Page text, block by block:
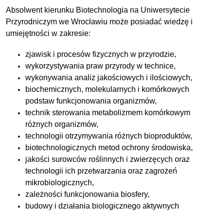
Absolwent kierunku Biotechnologia na Uniwersytecie
Przyrodniczym we Wrocławiu może posiadać wiedzę i
umiejętności w zakresie:
zjawisk i procesów fizycznych w przyrodzie,
wykorzystywania praw przyrody w technice,
wykonywania analiz jakościowych i ilościowych,
biochemicznych, molekularnych i komórkowych
podstaw funkcjonowania organizmów,
technik sterowania metabolizmem komórkowym
różnych organizmów,
technologii otrzymywania różnych bioproduktów,
biotechnologicznych metod ochrony środowiska,
jakości surowców roślinnych i zwierzęcych oraz
technologii ich przetwarzania oraz zagrożeń
mikrobiologicznych,
zależności funkcjonowania biosfery,
budowy i działania biologicznego aktywnych